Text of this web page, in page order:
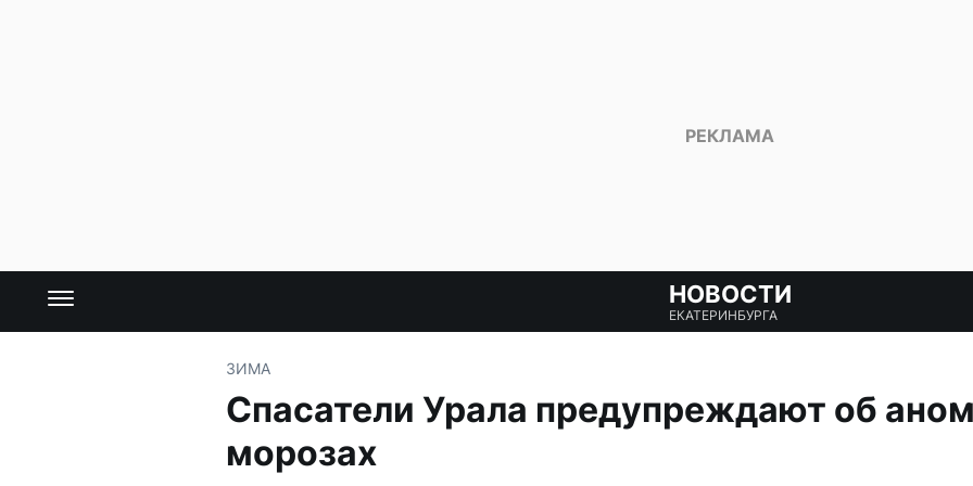
НОВОСТИ
ЕКАТЕРИНБУРГА
ЗИМА
Спасатели Урала предупреждают об
морозах